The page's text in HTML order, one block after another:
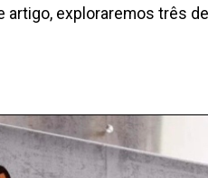
artigo, exploraremos três